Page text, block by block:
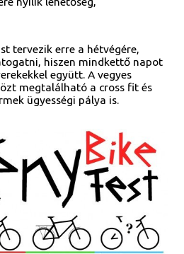
tervezik erre a hétvégére,
hiszen mindkettő napot
együtt. A vegyes
megtalálható a cross fit és
ügyességi pálya is.